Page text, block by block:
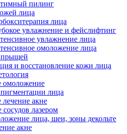
пилинг
лица
лица
увлажнение и фейслифтинг
увлажнение лица
омоложение лица
прыщей
и восстановление кожи лица
омоложение
лица
лечение акне
сосудов лазером
лица, шеи, зоны декольте
акне